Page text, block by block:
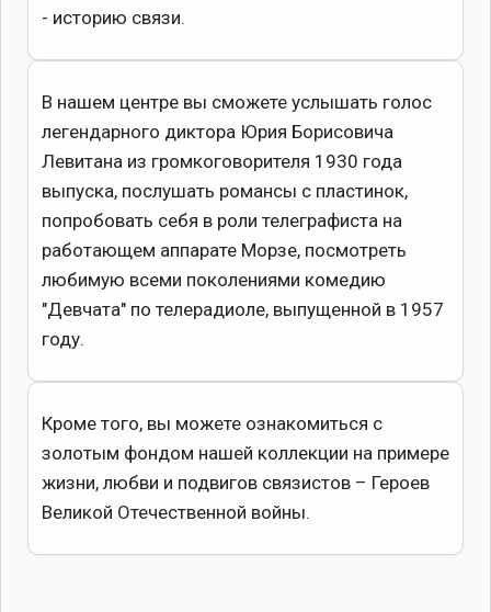
- историю связи.
В нашем центре вы сможете услышать голос
легендарного диктора Юрия Борисовича
Левитана из громкоговорителя 1930 года
выпуска, послушать романсы с пластинок,
попробовать себя в роли телеграфиста на
работающем аппарате Морзе, посмотреть
любимую всеми поколениями комедию
"Девчата" по телерадиоле, выпущенной в 1957
году.
Кроме того, вы можете ознакомиться с
золотым фондом нашей коллекции на примере
жизни, любви и подвигов связистов – Героев
Великой Отечественной войны.